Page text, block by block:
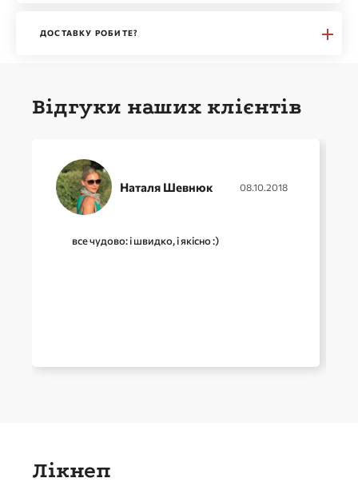
ДОСТАВКУ РОБИТЕ?
Відгуки наших клієнтів
Наталя Шевнюк 08.10.2018
все чудово: і швидко, і якісно :)
Лікнеп